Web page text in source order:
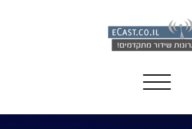
Toggle navigation